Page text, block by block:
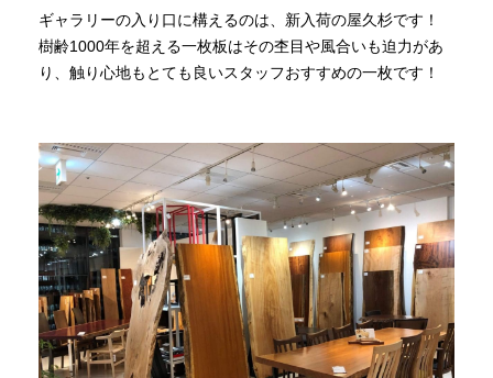
ギャラリーの入り口に構えるのは、新入荷の屋久杉です！
樹齢1000年を超える一枚板はその杢目や風合いも迫力があ
り、触り心地もとても良いスタッフおすすめの一枚です！